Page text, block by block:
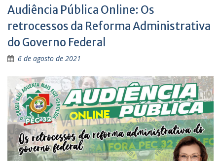
Audiência Pública Online: Os
retrocessos da Reforma Administrativa
do Governo Federal
6 de agosto de 2021